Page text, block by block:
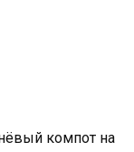
компот на